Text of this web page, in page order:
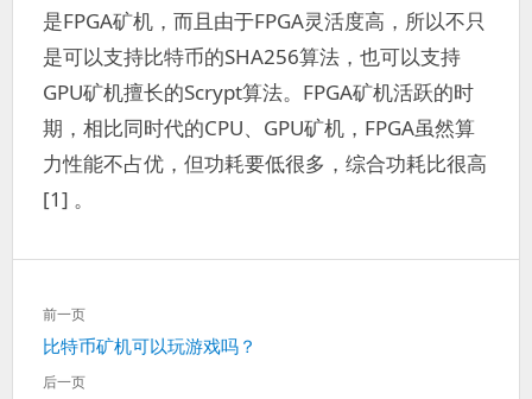
是FPGA矿机，而且由于FPGA灵活度高，所以不只
是可以支持比特币的SHA256算法，也可以支持
GPU矿机擅长的Scrypt算法。FPGA矿机活跃的时
期，相比同时代的CPU、GPU矿机，FPGA虽然算
力性能不占优，但功耗要低很多，综合功耗比很高
[1] 。
文
章
导
航
前一页
上
一
比特币矿机可以玩游戏吗？
后一页